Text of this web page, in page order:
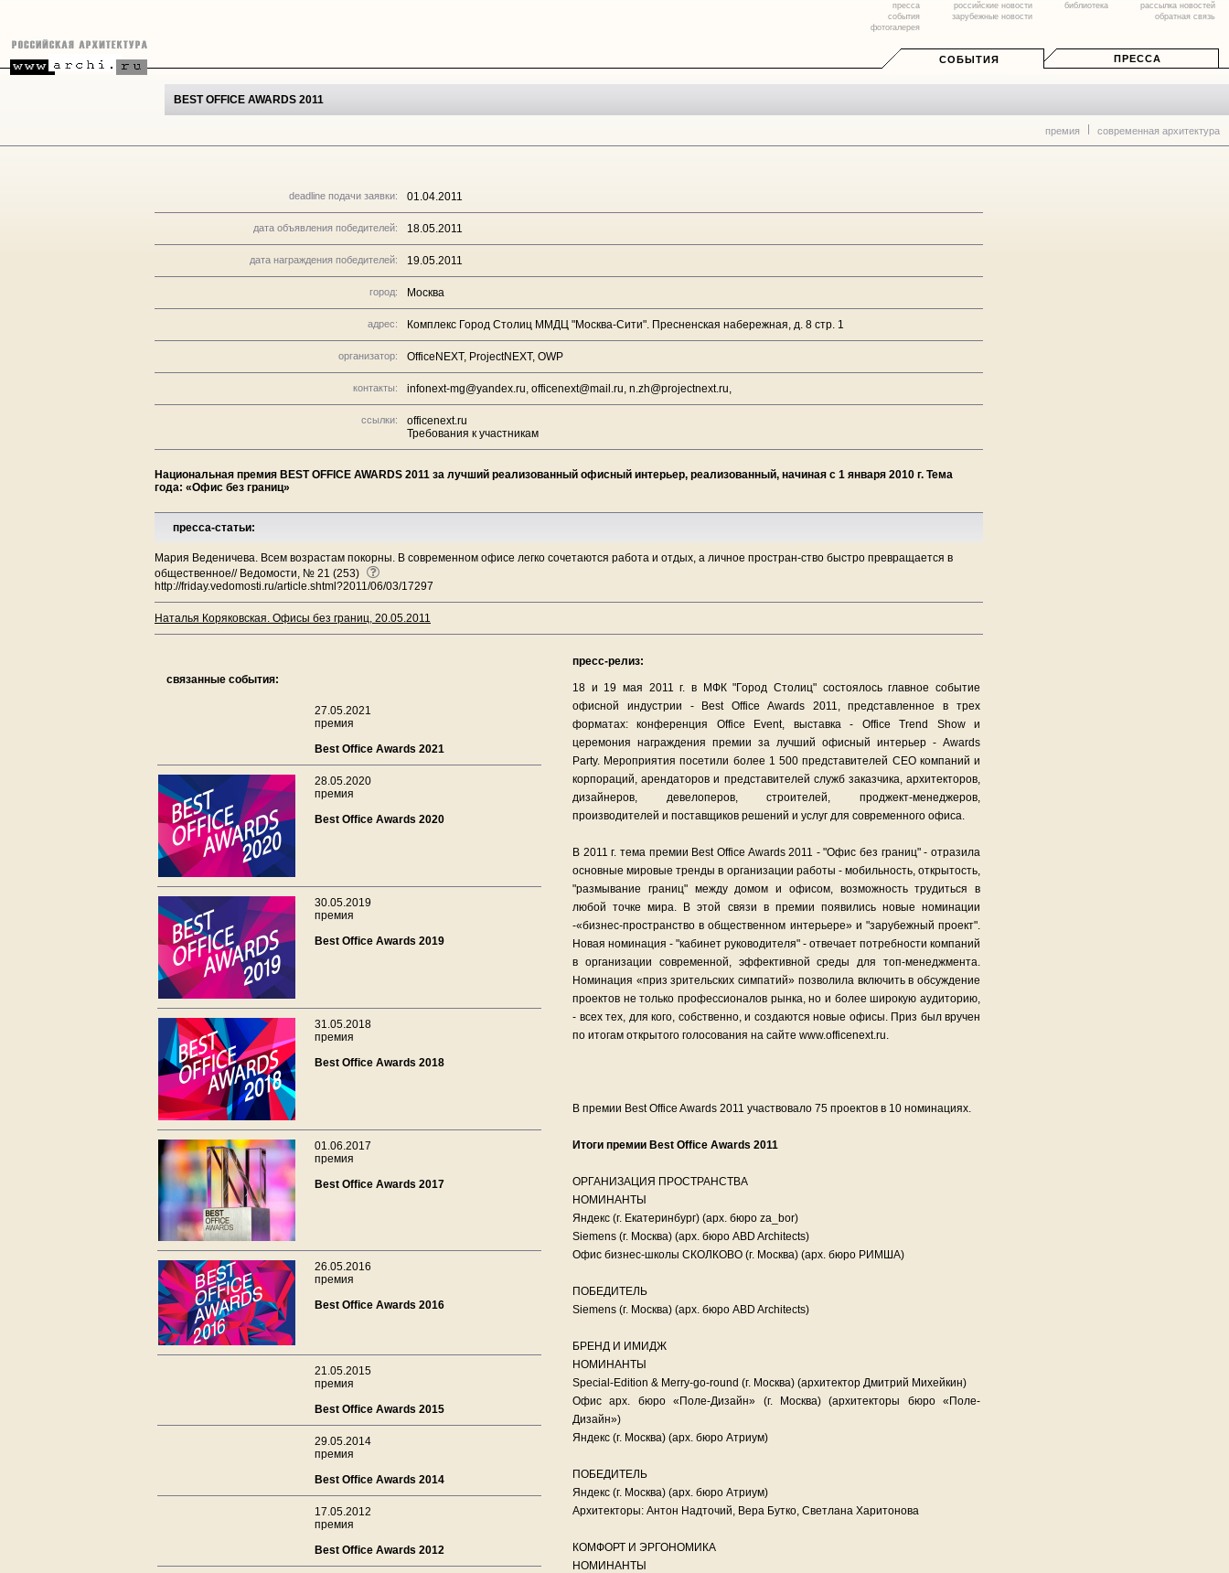
пресса
события
фотогалерея
российские новости
зарубежные новости
библиотека
рассылка новостей
обратная связь
СОБЫТИЯ ПРЕССА
BEST OFFICE AWARDS 2011
премия современная архитектура
deadline подачи заявки: 01.04.2011
дата объявления победителей: 18.05.2011
дата награждения победителей: 19.05.2011
город: Москва
адрес: Комплекс Город Столиц ММДЦ "Москва-Сити". Пресненская набережная, д. 8 стр. 1
организатор: OfficeNEXT, ProjectNEXT, OWP
контакты: infonext-mg@yandex.ru, officenext@mail.ru, n.zh@projectnext.ru,
ссылки:
officenext.ru
Требования к участникам
Национальная премия BEST OFFICE AWARDS 2011 за лучший реализованный офисный интерьер, реализованный, начиная с 1 января 2010 г. Тема
года: «Офис без границ»
пресса-статьи:
Мария Веденичева. Всем возрастам покорны. В современном офисе легко сочетаются работа и отдых, а личное простран-ство быстро превращается в
общественное// Ведомости, № 21 (253)
http://friday.vedomosti.ru/article.shtml?2011/06/03/17297
Наталья Коряковская. Офисы без границ, 20.05.2011
связанные события:
27.05.2021
премия
Best Office Awards 2021
28.05.2020
премия
Best Office Awards 2020
30.05.2019
премия
Best Office Awards 2019
31.05.2018
премия
Best Office Awards 2018
01.06.2017
премия
Best Office Awards 2017
26.05.2016
премия
Best Office Awards 2016
21.05.2015
премия
Best Office Awards 2015
29.05.2014
премия
Best Office Awards 2014
17.05.2012
премия
Best Office Awards 2012
пресс-релиз:
18 и 19 мая 2011 г. в МФК "Город Столиц" состоялось главное событие
офисной индустрии - Best Office Awards 2011, представленное в трех
форматах: конференция Office Event, выставка - Office Trend Show и
церемония награждения премии за лучший офисный интерьер - Awards
Party. Мероприятия посетили более 1 500 представителей СЕО компаний и
корпораций, арендаторов и представителей служб заказчика, архитекторов,
дизайнеров, девелоперов, строителей, проджект-менеджеров,
производителей и поставщиков решений и услуг для современного офиса.
В 2011 г. тема премии Best Office Awards 2011 - "Офис без границ" - отразила
основные мировые тренды в организации работы - мобильность, открытость,
"размывание границ" между домом и офисом, возможность трудиться в
любой точке мира. В этой связи в премии появились новые номинации
-«бизнес-пространство в общественном интерьере» и "зарубежный проект".
Новая номинация - "кабинет руководителя" - отвечает потребности компаний
в организации современной, эффективной среды для топ-менеджмента.
Номинация «приз зрительских симпатий» позволила включить в обсуждение
проектов не только профессионалов рынка, но и более широкую аудиторию,
- всех тех, для кого, собственно, и создаются новые офисы. Приз был вручен
по итогам открытого голосования на сайте www.officenext.ru.
В премии Best Office Awards 2011 участвовало 75 проектов в 10 номинациях.
Итоги премии Best Office Awards 2011
ОРГАНИЗАЦИЯ ПРОСТРАНСТВА
НОМИНАНТЫ
Яндекс (г. Екатеринбург) (арх. бюро za_bor)
Siemens (г. Москва) (арх. бюро ABD Architects)
Офис бизнес-школы СКОЛКОВО (г. Москва) (арх. бюро РИМША)
ПОБЕДИТЕЛЬ
Siemens (г. Москва) (арх. бюро ABD Architects)
БРЕНД И ИМИДЖ
НОМИНАНТЫ
Special-Edition & Merry-go-round (г. Москва) (архитектор Дмитрий Михейкин)
Офис арх. бюро «Поле-Дизайн» (г. Москва) (архитекторы бюро «Поле-
Дизайн»)
Яндекс (г. Москва) (арх. бюро Атриум)
ПОБЕДИТЕЛЬ
Яндекс (г. Москва) (арх. бюро Атриум)
Архитекторы: Антон Надточий, Вера Бутко, Светлана Харитонова
КОМФОРТ И ЭРГОНОМИКА
НОМИНАНТЫ